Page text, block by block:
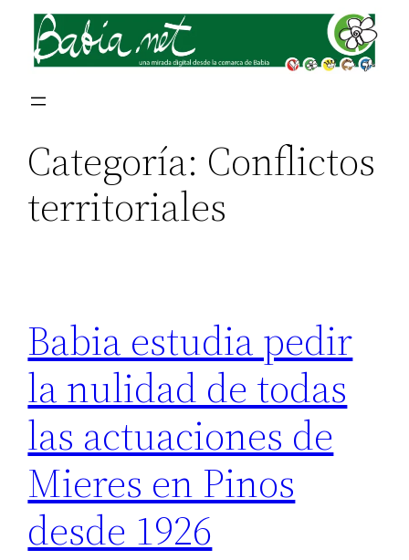
Saltar
contenido
Categoría: Conflictos
territoriales
Babia estudia pedir
la nulidad de todas
las actuaciones de
Mieres en Pinos
desde 1926